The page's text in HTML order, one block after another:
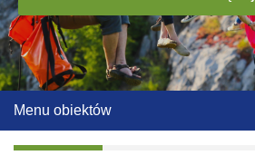
Menu obiektów